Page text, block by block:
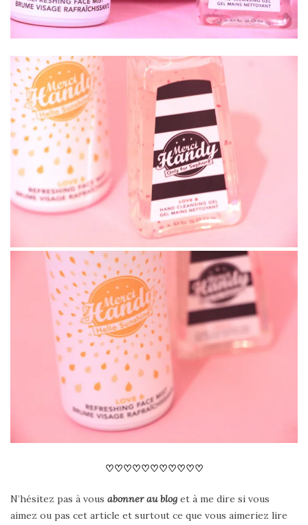
♡♡♡♡♡♡♡♡♡♡♡
N’hésitez pas à vous abonner au blog et à me dire si vous
aimez ou pas cet article et surtout ce que vous aimeriez lire